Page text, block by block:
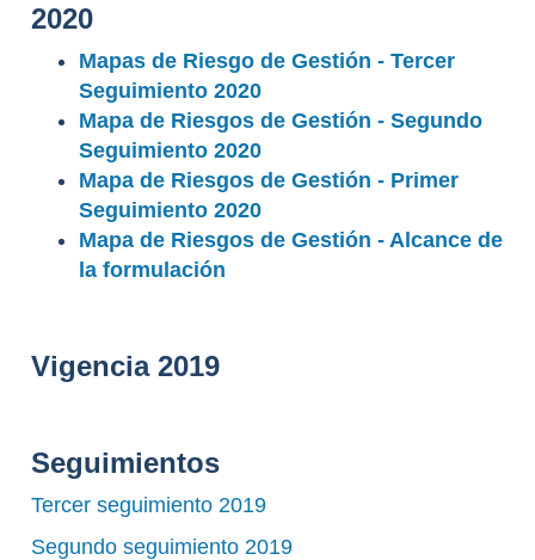
2020
Mapas de Riesgo de Gestión - Tercer
Seguimiento 2020
Mapa de Riesgos de Gestión - Segundo
Seguimiento 2020
Mapa de Riesgos de Gestión - Primer
Seguimiento 2020
Mapa de Riesgos de Gestión - Alcance de
la formulación
Vigencia 2019
Seguimientos
Tercer seguimiento 2019
Segundo seguimiento 2019